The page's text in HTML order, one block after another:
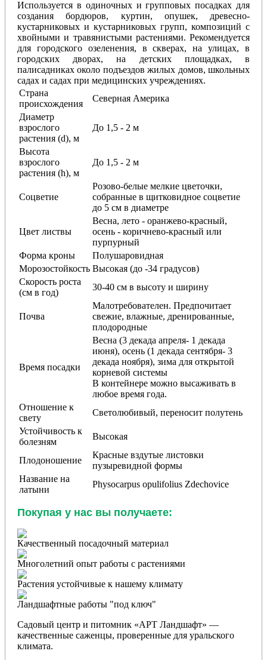
Используется в одиночных и групповых посадках для
создания бордюров, куртин, опушек, древесно-
кустарниковых и кустарниковых групп, композиций с
хвойными и травянистыми растениями. Рекомендуется
для городского озеленения, в скверах, на улицах, в
городских дворах, на детских площадках, в
палисадниках около подъездов жилых домов, школьных
садах и садах при медицинских учреждениях.
Страна
происхождения
Северная Америка
Диаметр
взрослого
растения (d), м
До 1,5 - 2 м
Высота
взрослого
растения (h), м
До 1,5 - 2 м
Соцветие
Розово-белые мелкие цветочки,
собранные в щитковидное соцветие
до 5 см в диаметре
Цвет листвы
Весна, лето - оранжево-красный,
осень - коричнево-красный или
пурпурный
Форма кроны
Полушаровидная
Морозостойкость Высокая (до -34 градусов)
Скорость роста
(см в год)
30-40 см в высоту и ширину
Почва
Малотребователен. Предпочитает
свежие, влажные, дренированные,
плодородные
Время посадки
Весна (3 декада апреля- 1 декада
июня), осень (1 декада сентября- 3
декада ноября), зима для открытой
корневой системы
В контейнере можно высаживать в
любое время года.
Отношение к
свету
Светолюбивый, переносит полутень
Устойчивость к
болезням
Высокая
Плодоношение
Красные вздутые листовки
пузыревидной формы
Название на
латыни
Physocarpus opulifolius Zdechovice
Покупая у нас вы получаете:
Качественный посадочный материал
Многолетний опыт работы с растениями
Растения устойчивые к нашему климату
Ландшафтные работы "под ключ"
Садовый центр и питомник «АРТ Ландшафт» —
качественные саженцы, проверенные для уральского
климата.